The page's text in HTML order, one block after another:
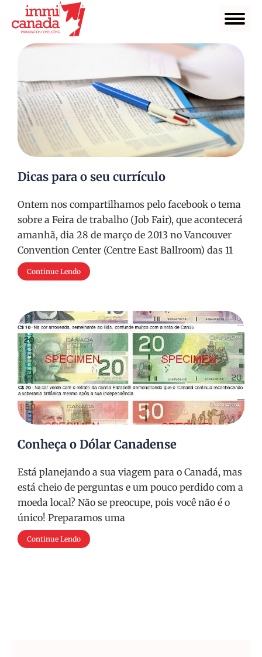
Dicas para o seu currículo
Ontem nos compartilhamos pelo facebook o tema
sobre a Feira de trabalho (Job Fair), que acontecerá
amanhã, dia 28 de março de 2013 no Vancouver
Convention Center (Centre East Ballroom) das 11
Continue Lendo
Conheça o Dólar Canadense
Está planejando a sua viagem para o Canadá, mas
está cheio de perguntas e um pouco perdido com a
moeda local? Não se preocupe, pois você não é o
único! Preparamos uma
Continue Lendo